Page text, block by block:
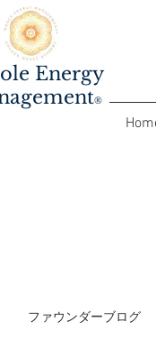
Energy
®️
ファウンダーブログ